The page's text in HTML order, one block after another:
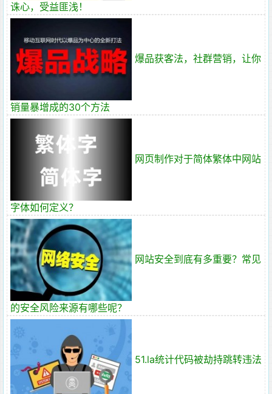
诛心，受益匪浅！
爆品获客法，社群营销，让你
销量暴增成的30个方法
网页制作对于简体繁体中网站
字体如何定义？
网站安全到底有多重要？常见
的安全风险来源有哪些呢？
51.la统计代码被劫持跳转违法